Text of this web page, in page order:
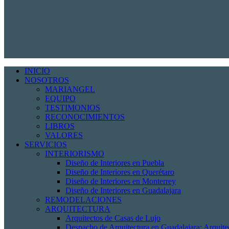
INICIO
NOSOTROS
MARIANGEL
EQUIPO
TESTIMONIOS
RECONOCIMIENTOS
LIBROS
VALORES
SERVICIOS
INTERIORISMO
Diseño de Interiores en Puebla
Diseño de Interiores en Querétaro
Diseño de Interiores en Monterrey
Diseño de Interiores en Guadalajara
REMODELACIONES
ARQUITECTURA
Arquitectos de Casas de Lujo
Despacho de Arquitectura en Guadalajara: